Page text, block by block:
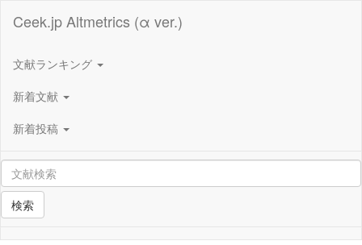
Ceek.jp Altmetrics (α ver.)
文献ランキング
新着文献
新着投稿
検索